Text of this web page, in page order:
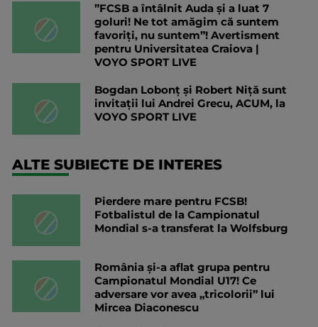
”FCSB a întâlnit Auda și a luat 7
goluri! Ne tot amăgim că suntem
favoriți, nu suntem”! Avertisment
pentru Universitatea Craiova |
VOYO SPORT LIVE
Bogdan Lobonț și Robert Niță sunt
invitații lui Andrei Grecu, ACUM, la
VOYO SPORT LIVE
ALTE SUBIECTE DE INTERES
Pierdere mare pentru FCSB!
Fotbalistul de la Campionatul
Mondial s-a transferat la Wolfsburg
România și-a aflat grupa pentru
Campionatul Mondial U17! Ce
adversare vor avea „tricolorii” lui
Mircea Diaconescu